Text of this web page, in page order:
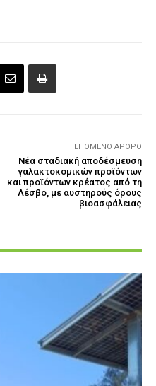
ΕΠΌΜΕΝΟ ΆΡΘΡΟ
Νέα σταδιακή αποδέσμευση
γαλακτοκομικών προϊόντων
και προϊόντων κρέατος από τη
Λέσβο, με αυστηρούς όρους
βιοασφάλειας